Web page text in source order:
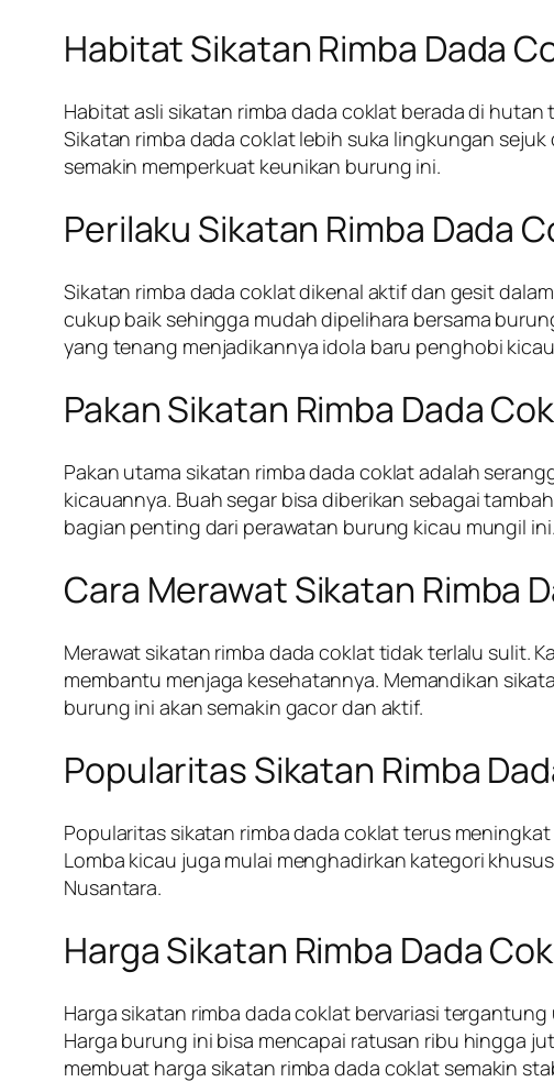
Habitat Sikatan Rimba Dada
Habitat asli sikatan rimba dada coklat berada di
Sikatan rimba dada coklat lebih suka lingkungan
semakin memperkuat keunikan burung ini.
Perilaku Sikatan Rimba Dada
Sikatan rimba dada coklat dikenal aktif dan gesit
cukup baik sehingga mudah dipelihara bersama
yang tenang menjadikannya idola baru penghobi
Pakan Sikatan Rimba Dada
Pakan utama sikatan rimba dada coklat adalah
kicauannya. Buah segar bisa diberikan sebagai
bagian penting dari perawatan burung kicau mungil ini.
Cara Merawat Sikatan Rimba
Merawat sikatan rimba dada coklat tidak terlalu sulit.
membantu menjaga kesehatannya. Memandikan
burung ini akan semakin gacor dan aktif.
Popularitas Sikatan Rimba
Popularitas sikatan rimba dada coklat terus
Lomba kicau juga mulai menghadirkan kategori
Nusantara.
Harga Sikatan Rimba Dada
Harga sikatan rimba dada coklat bervariasi
Harga burung ini bisa mencapai ratusan ribu hingga
membuat harga sikatan rimba dada coklat semakin